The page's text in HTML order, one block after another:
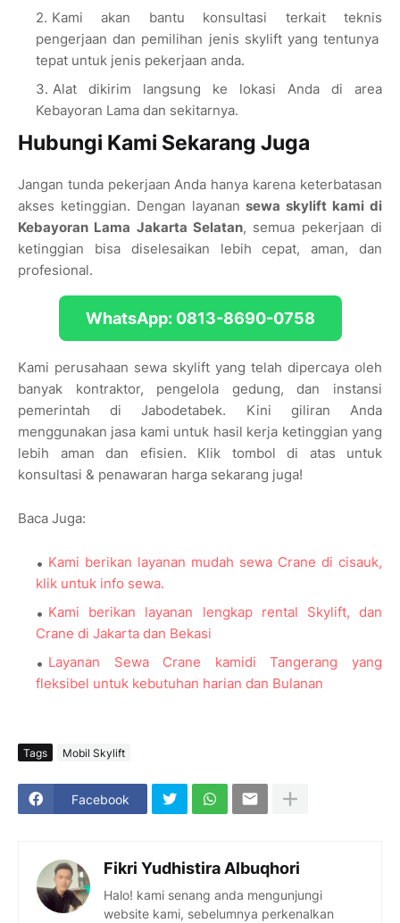
Kami akan bantu konsultasi terkait teknis
pengerjaan dan pemilihan jenis skylift yang tentunya
tepat untuk jenis pekerjaan anda.
Alat dikirim langsung ke lokasi Anda di area
Kebayoran Lama dan sekitarnya.
Hubungi Kami Sekarang Juga
Jangan tunda pekerjaan Anda hanya karena keterbatasan
akses ketinggian. Dengan layanansewa skylift kami di
Kebayoran Lama Jakarta Selatan, semua pekerjaan di
ketinggian bisa diselesaikan lebih cepat, aman, dan
profesional.
WhatsApp: 0813-8690-0758
Kami perusahaan sewa skylift yang telah dipercaya oleh
banyak kontraktor, pengelola gedung, dan instansi
pemerintah di Jabodetabek. Kini giliran Anda
menggunakan jasa kami untuk hasil kerja ketinggian yang
lebih aman dan efisien. Klik tombol di atas untuk
konsultasi & penawaran harga sekarang juga!
Baca Juga:
Kami berikan layanan mudah sewa Crane di cisauk,
klik untuk info sewa.
Kami berikan layanan lengkap rental Skylift, dan
Crane di Jakarta dan Bekasi
Layanan Sewa Crane kamidi Tangerang yang
fleksibel untuk kebutuhan harian dan Bulanan
Tags Mobil Skylift
Facebook
Fikri Yudhistira Albuqhori
Halo! kami senang anda mengunjungi
website kami, sebelumnya perkenalkan